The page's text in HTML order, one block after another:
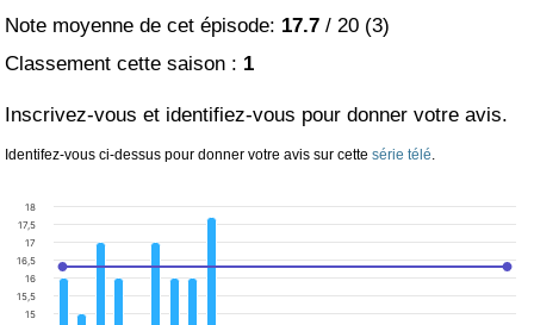
Note moyenne de cet épisode: 17.7 / 20 (3)
Classement cette saison : 1
Inscrivez-vous et identifiez-vous pour donner votre avis.
Identifez-vous ci-dessus pour donner votre avis sur cettesérie télé
15
15,5
16
16,5
17
17,5
18